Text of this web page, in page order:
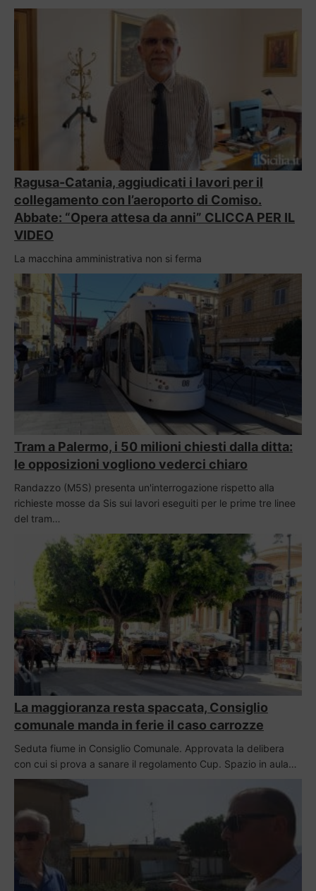
Ragusa-Catania, aggiudicati i lavori per il
collegamento con l’aeroporto di Comiso.
Abbate: “Opera attesa da anni” CLICCA PER IL
VIDEO
La macchina amministrativa non si ferma
Tram a Palermo, i 50 milioni chiesti dalla ditta:
le opposizioni vogliono vederci chiaro
Randazzo (M5S) presenta un'interrogazione rispetto alla
richieste mosse da Sis sui lavori eseguiti per le prime tre linee
del tram…
La maggioranza resta spaccata, Consiglio
comunale manda in ferie il caso carrozze
Seduta fiume in Consiglio Comunale. Approvata la delibera
con cui si prova a sanare il regolamento Cup. Spazio in aula…